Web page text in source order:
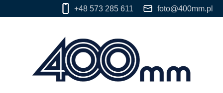
+48 573 285 611 foto@400mm.pl